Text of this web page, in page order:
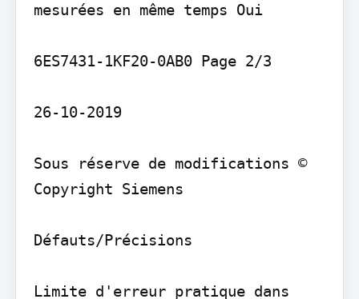
mesurées en même temps Oui
6ES7431-1KF20-0AB0 Page 2/3
26-10-2019
Sous réserve de modifications ©
Copyright Siemens
Défauts/Précisions
Limite d'erreur pratique dans